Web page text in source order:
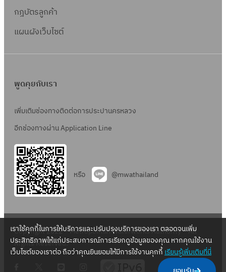
กฎบัตรลูกค้า
แผนผังเว็บไซต์
พูดคุยกับเรา
เพิ่มเติมช่องทางติดต่อการประปานครหลวง
อีกช่องทางผ่าน Application Line
หรือ @mwathailand
Copyright 2022 – Metropolitan Waterworks Authority – All
Rights Reserved.
เราใช้คุกกี้ในการให้บริการและปรับปรุงบริการของเรา ตลอดจนเพิ่ม
ประสิทธิภาพให้แก่ประสบการณ์การเรียกดูข้อมูลของคุณ หากคุณใช้งาน
เว็บไซต์ของเราต่อ ถือว่าคุณยินยอมให้มีการใช้งานคุกกี้เรียนรู้เพิ่มเติมที่นี่